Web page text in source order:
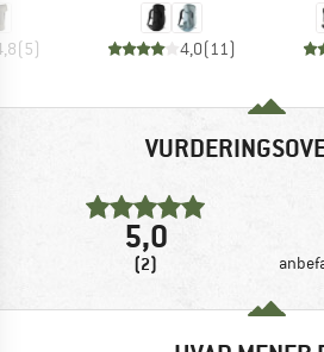
(5) 4,0(11)
5,0
(2)